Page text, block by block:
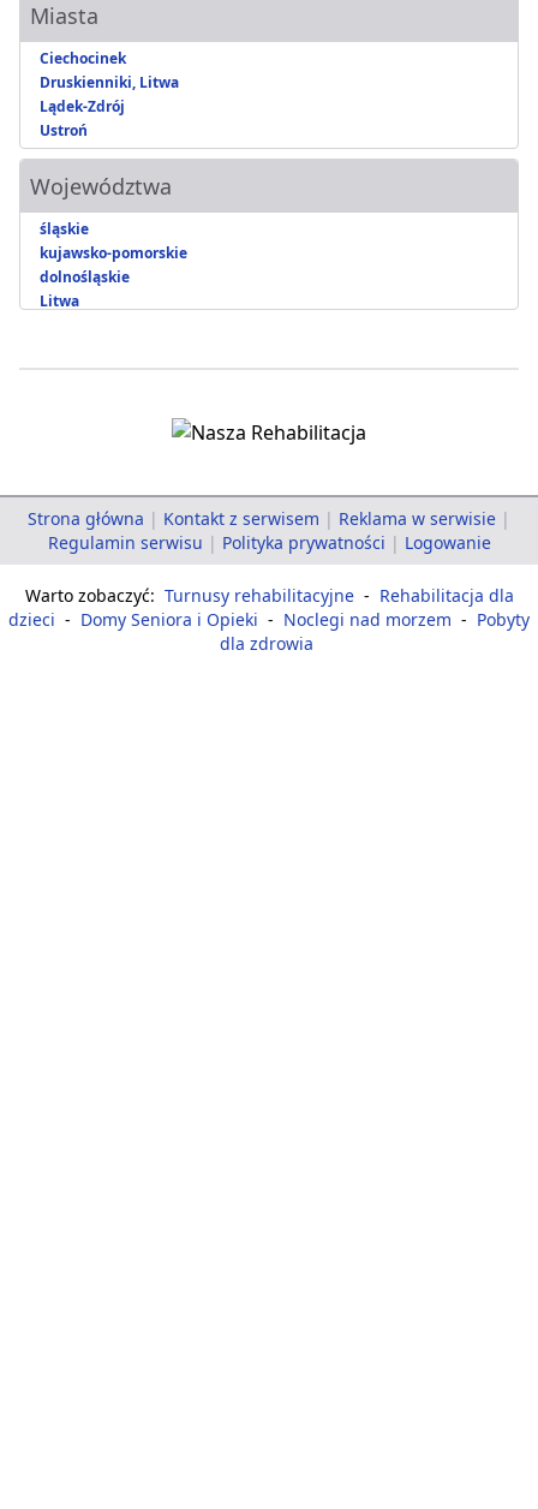
Miasta
Ciechocinek
Druskienniki, Litwa
Lądek-Zdrój
Ustroń
Województwa
śląskie
kujawsko-pomorskie
dolnośląskie
Litwa
Strona główna | Kontakt z serwisem | Reklama w serwisie |
Regulamin serwisu | Polityka prywatności | Logowanie
Warto zobaczyć: Turnusy rehabilitacyjne - Rehabilitacja dla
dzieci - Domy Seniora i Opieki - Noclegi nad morzem - Pobyty
dla zdrowia